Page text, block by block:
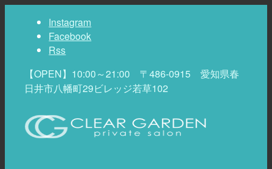
Instagram
Facebook
Rss
【OPEN】10:00～21:00 〒486-0915 愛知県春
日井市八幡町29ビレッジ若草102